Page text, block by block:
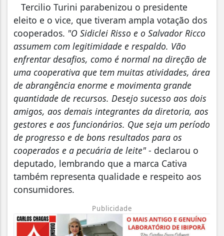
Tercilio Turini parabenizou o presidente
eleito e o vice, que tiveram ampla votação dos
cooperados. "O Sidiclei Risso e o Salvador Ricco
assumem com legitimidade e respaldo. Vão
enfrentar desafios, como é normal na direção de
uma cooperativa que tem muitas atividades, área
de abrangência enorme e movimenta grande
quantidade de recursos. Desejo sucesso aos dois
amigos, aos demais integrantes da diretoria, aos
gestores e aos funcionários. Que seja um período
de progresso e de bons resultados para os
cooperados e a pecuária de leite"- declarou o
deputado, lembrando que a marca Cativa
também representa qualidade e respeito aos
consumidores.
Publicidade